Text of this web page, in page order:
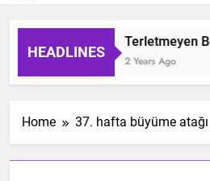
HEADLINES
Terletmeyen
2 Years Ago
Home 37. hafta büyüme atağı